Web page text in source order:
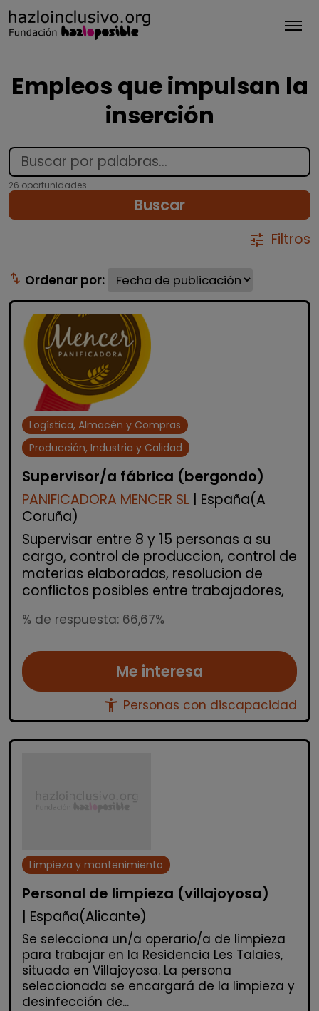
Empleos que impulsan la
inserción
26 oportunidades
Buscar
tune Filtros
swap_vert Ordenar por:
Logística, Almacén y Compras
Producción, Industria y Calidad
Supervisor/a fábrica (bergondo)
PANIFICADORA MENCER SL | España(A
Coruña)
Supervisar entre 8 y 15 personas a su
cargo, control de produccion, control de
materias elaboradas, resolucion de
conflictos posibles entre trabajadores,
% de respuesta: 66,67%
Me interesa
accessibility_new Personas con discapacidad
Limpieza y mantenimiento
Personal de limpieza (villajoyosa)
| España(Alicante)
Se selecciona un/a operario/a de limpieza
para trabajar en la Residencia Les Talaies,
situada en Villajoyosa. La persona
seleccionada se encargará de la limpieza y
desinfección de...